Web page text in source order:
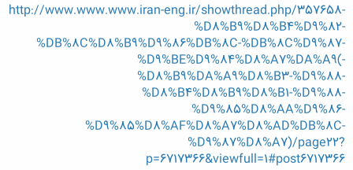
http://www.www.www.iran-eng.ir/showthread.php/357658-
%D8%B9%D8%B4%D9%82-
%DB%8C%D8%B9%D9%86%DB%8C-%DB%8C%D9%87-
%D9%BE%D9%84%D8%A7%DA%A9(-
%D8%B9%DA%A9%D8%B3-%D9%88-
%D8%B4%D8%B9%D8%B1-%D9%88-
%D9%85%D8%AA%D9%86-
%D9%85%D8%AF%D8%A7%D8%AD%DB%8C-
%D9%87%D8%A7)/page22?
p=6717366&viewfull=1#post6717366